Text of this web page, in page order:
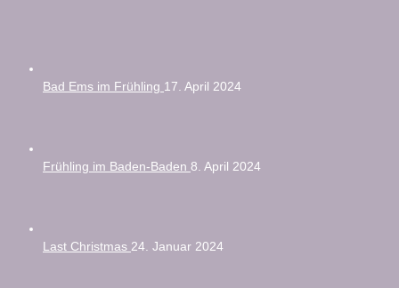
Bad Ems im Frühling 17. April 2024
Frühling im Baden-Baden 8. April 2024
Last Christmas 24. Januar 2024